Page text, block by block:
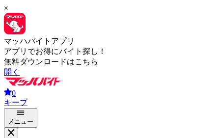
×
マッハバイトアプリ
アプリでお得にバイト探し！
無料ダウンロードはこちら
開く
0
キープ
メニュー